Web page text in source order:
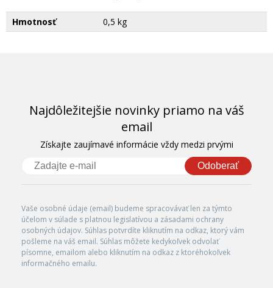
Hmotnosť 0,5 kg
Najdôležitejšie novinky priamo na váš
email
Získajte zaujímavé informácie vždy medzi prvými
Odoberať
Vaše osobné údaje (email) budeme spracovávať len za týmto
účelom v súlade s platnou legislatívou a zásadami ochrany
osobných údajov. Súhlas potvrdíte kliknutím na odkaz, ktorý vám
pošleme na váš email. Súhlas môžete kedykoľvek odvolať
písomne, emailom alebo kliknutím na odkaz z ktoréhokoľvek
informačného emailu.